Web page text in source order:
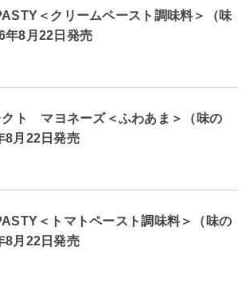
＜クリームペースト調味料＞（味
年8月22日発売
クト マヨネーズ＜ふわあま＞（味の
8月22日発売
＜トマトペースト調味料＞（味の
8月22日発売